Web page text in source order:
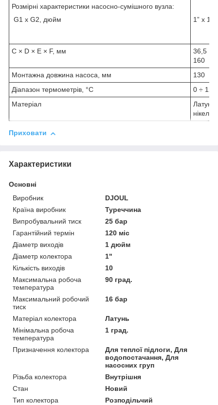
Розмірні характеристики насосно-сумішного вузла:
G1 х G2, дюйм
1” х 1-
C × D × E × F, мм
36,5 ×
160
Монтажна довжина насоса, мм
130
Діапазон термометрів, °C
0 ÷ 120
Матеріал
Латунь
нікель
Приховати
Характеристики
Основні
Виробник
DJOUL
Країна виробник
Туреччина
Випробувальний тиск
25 бар
Гарантійний термін
120 міс
Діаметр виходів
1 дюйм
Діаметр колектора
1"
Кількість виходів
10
Максимальна робоча
температура
90 град.
Максимальний робочий
тиск
16 бар
Матеріал колектора
Латунь
Мінімальна робоча
температура
1 град.
Призначення колектора
Для теплої підлоги, Для
водопостачання, Для
насосних груп
Різьба колектора
Внутрішня
Стан
Новий
Тип колектора
Розподільчий